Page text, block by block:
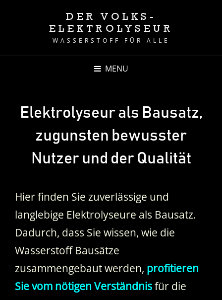
DER VOLKS-
ELEKTROLYSEUR
WASSERSTOFF FÜR ALLE
MENU
Elektrolyseur als Bausatz,
zugunsten bewusster
Nutzer und der Qualität
Hier finden Sie zuverlässige und
langlebige Elektrolyseure als Bausatz.
Dadurch, dass Sie wissen, wie die
Wasserstoff Bausätze
zusammengebaut werden, profitieren
Sie vom nötigen Verständnisfür die